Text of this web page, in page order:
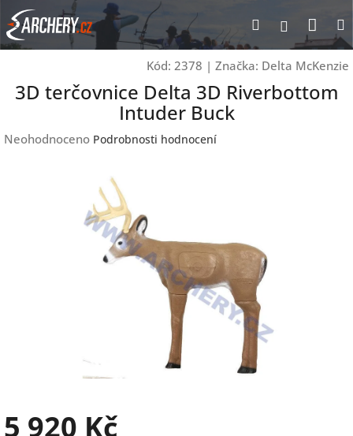
Přejít
na
obsah
Hledat
Kód: 2378 | Značka: Delta McKenzie
3D terčovnice Delta 3D Riverbottom
Intuder Buck
Průměrné
Neohodnoceno Podrobnosti hodnocení
5 920 Kč